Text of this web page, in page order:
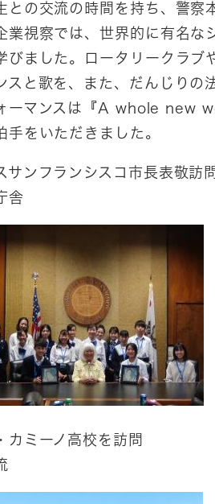
との交流の時間を持ち、警察
業視察では、世界的に有名な
びました。ロータリークラブ
スと歌を、また、だんじりの
ーマンスは『A whole new
手をいただきました。
スサンフランシスコ
舎
・カミーノ